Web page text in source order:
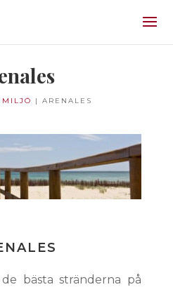
MILJÖ | ARENALES
bästa stränderna på